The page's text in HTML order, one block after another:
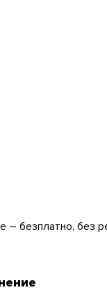
безплатно, без